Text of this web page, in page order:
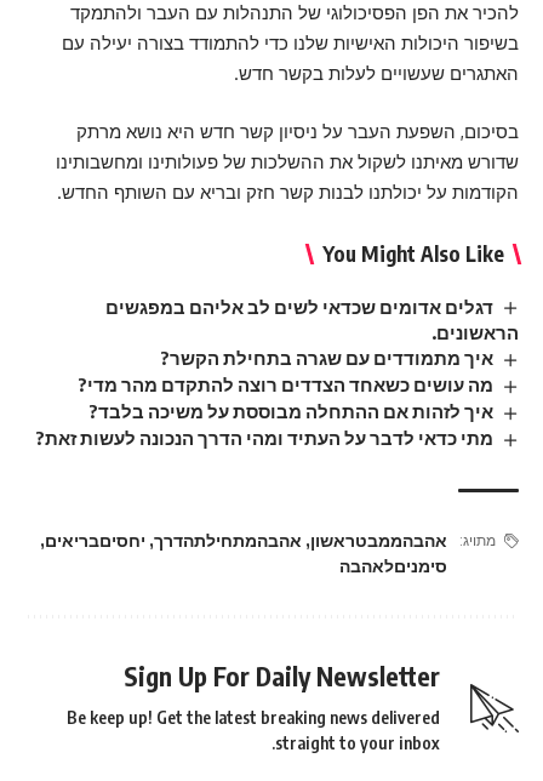
להכיר את הפן הפסיכולוגי של התנהלות עם העבר ולהתמקד
בשיפור היכולות האישיות שלנו כדי להתמודד בצורה יעילה עם
האתגרים שעשויים לעלות בקשר חדש.
בסיכום, השפעת העבר על ניסיון קשר חדש היא נושא מרתק
שדורש מאיתנו לשקול את ההשלכות של פעולותינו ומחשבותינו
הקודמות על יכולתנו לבנות קשר חזק ובריא עם השותף החדש.
You Might Also Like
דגלים אדומים שכדאי לשים לב אליהם במפגשים
הראשונים.
איך מתמודדים עם שגרה בתחילת הקשר?
מה עושים כשאחד הצדדים רוצה להתקדם מהר מדי?
איך לזהות אם ההתחלה מבוססת על משיכה בלבד?
מתי כדאי לדבר על העתיד ומהי הדרך הנכונה לעשות זאת?
מתויג: אהבהממבטראשון, אהבהמתחילתהדרך, יחסיםבריאים,
סימניםלאהבה
Sign Up For Daily Newsletter
Be keep up! Get the latest breaking news delivered
straight to your inbox.